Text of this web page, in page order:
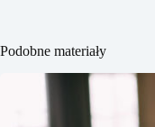
Podobne materiały